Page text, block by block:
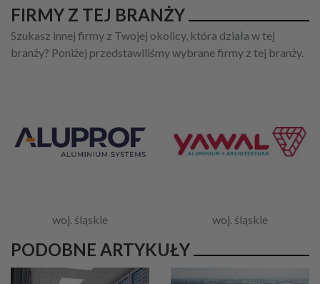
FIRMY Z TEJ BRANŻY
Szukasz innej firmy z Twojej okolicy, która działa w tej
branży? Poniżej przedstawiliśmy wybrane firmy z tej branży.
woj. śląskie woj. śląskie
PODOBNE ARTYKUŁY